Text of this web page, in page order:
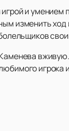
и
изменить